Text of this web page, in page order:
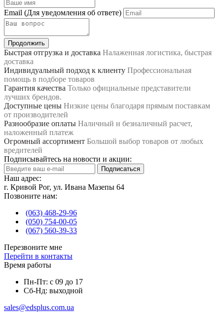
Email (Для уведомления об ответе)
Продолжить
Быстрая отгрузка и доставка Налаженная логистика, быстрая
доставка
Индивидуальный подход к клиенту Профессиональная
помощь в подборе товаров
Гарантия качества Только официальные представители
лучших брендов.
Доступные цены Низкие цены благодаря прямым поставкам
от производителей
Разнообразие оплаты Наличный и безналичный расчет,
наложенный платеж
Огромный ассортимент Большой выбор товаров от любых
вредителей
Подписывайтесь на новости и акции:
Подписаться
Наш адрес:
г. Кривой Рог, ул. Ивана Мазепы 64
Позвоните нам:
(063) 468-29-96
(050) 754-00-05
(067) 560-39-33
Перезвоните мне
Перейти в контакты
Время работы
Пн-Пт: с 09 до 17
Сб-Нд: выходной
sales@edsplus.com.ua